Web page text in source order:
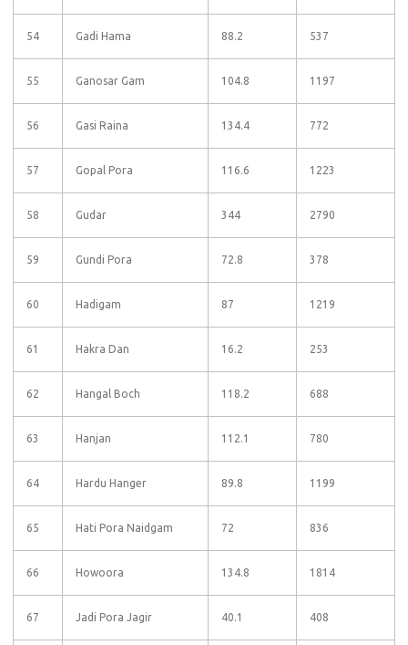
54 Gadi Hama 88.2 537
55 Ganosar Gam 104.8 1197
56 Gasi Raina 134.4 772
57 Gopal Pora 116.6 1223
58 Gudar 344 2790
59 Gundi Pora 72.8 378
60 Hadigam 87 1219
61 Hakra Dan 16.2 253
62 Hangal Boch 118.2 688
63 Hanjan 112.1 780
64 Hardu Hanger 89.8 1199
65 Hati Pora Naidgam 72 836
66 Howoora 134.8 1814
67 Jadi Pora Jagir 40.1 408